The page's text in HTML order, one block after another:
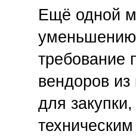
Ещё одной
уменьшению
требование
вендоров
для